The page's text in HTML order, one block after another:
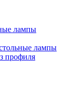
лампы
лампы
профиля